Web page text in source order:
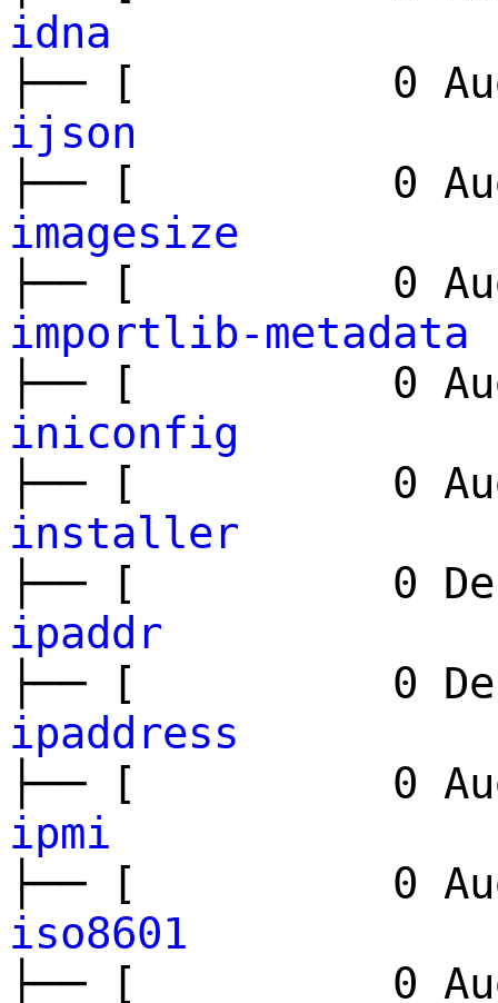
idna
├── [ 0
ijson
├── [ 0
imagesize
├── [ 0
importlib-metadata
├── [ 0
iniconfig
├── [ 0
installer
├── [ 0
ipaddr
├── [ 0
ipaddress
├── [ 0
ipmi
├── [ 0
iso8601
├── [ 0